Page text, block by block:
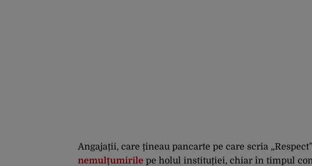
Angajații, care țineau pancarte pe care scria
nemulțumirile pe holul instituției, chiar în timpul